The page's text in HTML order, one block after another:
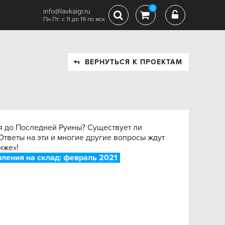
info@lavkaigr.ru
Пн-Пт: с 11 до 19 по мск
0
ВЕРНУТЬСЯ К ПРОЕКТАМ
до Последней Руины? Существует ли
на эти и многие другие вопросы ждут
на склад: февраль 2021